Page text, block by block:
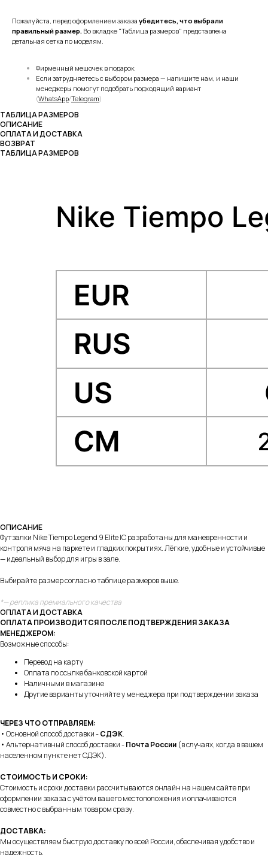
Пожалуйста, перед оформлением заказа убедитесь, что выбрали
правильный размер. Во вкладке "Таблица размеров" представлена
детальная сетка по моделям.
Фирменный мешочек в подарок
Если затрудняетесь с выбором размера — напишите нам, и наши
менеджеры помогут подобрать подходящий вариант
(WhatsApp/Telegram)
ТАБЛИЦА РАЗМЕРОВ
ОПИСАНИЕ
ОПЛАТА И ДОСТАВКА
ВОЗВРАТ
ТАБЛИЦА РАЗМЕРОВ
ОПИСАНИЕ
Футзалки Nike Tiempo Legend 9 Elite IC разработаны для маневренности и
контроля мяча на паркете и гладких покрытиях. Лёгкие, удобные и устойчивые
— идеальный выбор для игры в зале.
Выбирайте размер согласно таблице размеров выше.
*— реплика премиального качества
ОПЛАТА И ДОСТАВКА
ОПЛАТА ПРОИЗВОДИТСЯ ПОСЛЕ ПОДТВЕРЖДЕНИЯ ЗАКАЗА
МЕНЕДЖЕРОМ:
Возможные способы:
Перевод на карту
Оплата по ссылке банковской картой
Наличными в магазине
Другие варианты уточняйте у менеджера при подтверждении заказа
ЧЕРЕЗ ЧТО ОТПРАВЛЯЕМ:
• Основной способ доставки -СДЭК.
• Альтернативный способ доставки -Почта России (в случаях, когда в вашем
населенном пункте нет СДЭК).
СТОИМОСТЬ И СРОКИ:
Стоимость и сроки доставки рассчитываются онлайн на нашем сайте при
оформлении заказа с учётом вашего местоположения и оплачиваются
совместно с выбранным товаром сразу.
ДОСТАВКА:
Мы осуществляем быструю доставку по всей России, обеспечивая удобство и
надежность.